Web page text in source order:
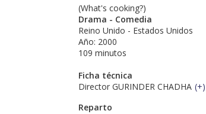
(What's cooking?)
Drama - Comedia
Reino Unido - Estados Unidos
Año: 2000
109 minutos
Ficha técnica
Director GURINDER CHADHA (+)
Reparto